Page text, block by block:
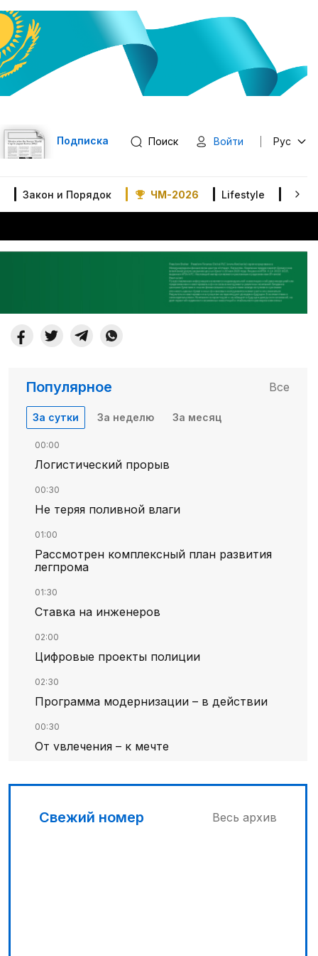
Подписка Поиск Войти Рус
Закон и Порядок ЧМ-2026 Lifestyle В
Популярное Все
За сутки За неделю За месяц
00:00
Логистический прорыв
00:30
Не теряя поливной влаги
01:00
Рассмотрен комплексный план развития
легпрома
01:30
Ставка на инженеров
02:00
Цифровые проекты полиции
02:30
Программа модернизации – в действии
00:30
От увлечения – к мечте
Свежий номер Весь архив